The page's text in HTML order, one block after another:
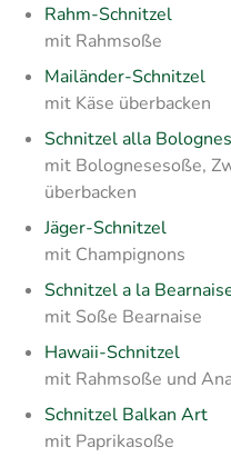
Rahm-Schnitzel
mit Rahmsoße
Mailänder-Schnitzel
mit Käse überbacken
Schnitzel alla
mit Bolognesesoße,
überbacken
Jäger-Schnitzel
mit Champignons
Schnitzel a la
mit Soße Bearnaise
Hawaii-Schnitzel
mit Rahmsoße und
Schnitzel Balkan Art
mit Paprikasoße